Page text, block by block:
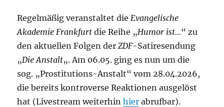
Regelmäßig veranstaltet dieEvangelische
Akademie Frankfurt die Reihe „Humor ist…“ zu
den aktuellen Folgen derZDF-Satiresendung
„Die Anstalt„. Am 06.05. ging es nun um die
sog. „Prostitutions-Anstalt“ vom 28.04.2026,
die bereits kontroverse Reaktionen ausgelöst
hat (Livestream weiterhinhier abrufbar).